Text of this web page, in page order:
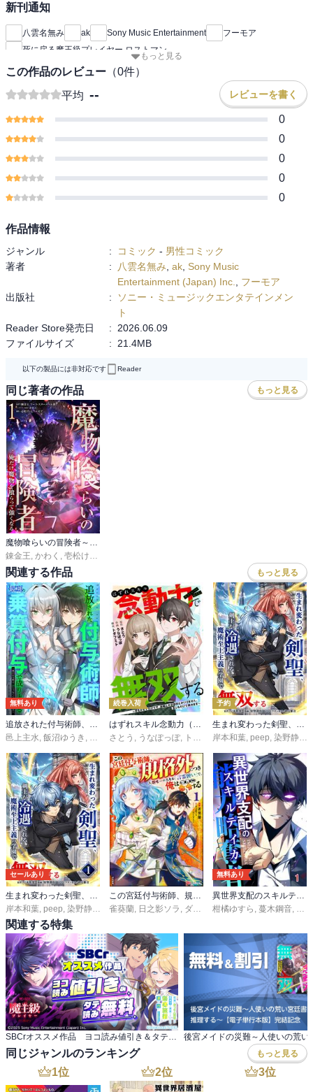
新刊通知
八雲名無み ak Sony Music Entertainment
フーモア
死に戻る魔王級プレイヤー ロストマン
もっと見る
この作品のレビュー （0件）
平均 -- レビューを書く
0
0
0
0
0
作品情報
ジャンル : コミック - 男性コミック
著者
: 八雲名無み, ak, Sony Music
Entertainment (Japan) Inc., フーモア
出版社
:
ソニー・ミュージックエンタテインメン
ト
Reader Store発売日
: 2026.06.09
ファイルサイズ
: 21.4MB
以下の製品には非対応です Reader
同じ著者の作品 もっと見る
魔物喰らいの冒険者～俺だけ魔物を喰らって強くなる～
錬金王, かわく , 壱松けい・フーモア
関連する作品 もっと見る
無料あり
追放された付与術師、最強の乗算付与で成り上がる ～僕の付与術は＋20じゃなく×20なんです～
邑上主水, 飯沼ゆうき , アサミネ鈴,booklistaSTUDIO
続巻入荷
はずれスキル念動力（ただしレベルＭＡＸ）で無双する～手をかざすだけです。詠唱とか必殺技とかいりません。念じるだけで倒せます～
さとう , うなぽっぽ, トダフミト
予約
生まれ変わった剣聖、剣士が冷遇される魔術至上主義の学園で無双する
岸本和葉, peep, 染野静也
セールあり
岸本和葉 peep 染野静也 桑島黎音 ,taskey STUDIO
雀葵蘭 日之影ソラ ダイエクスト
無料あり
柑橘ゆすら 蔓木鋼音
関連する特集
同じジャンルのランキング もっと見る
1位 2位 3位